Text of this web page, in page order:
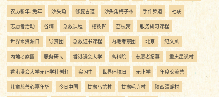
农历新年. 兔年 沙头角 修复古道 沙头角梅子林 手作步道 社联
志愿者活动 谷埔 急救课程 榕树凹 荔枝窝 服务研习课程
世界水资源日 导赏团 急救证书课程 内地考察团 北京 纪文凤
內地考察團 服务研习 香港浸会大学 高科院 志愿者招募 重庆星溪村
香港浸会大学无止学社创籽 实习生 世界环境日 无止学 年度交流营
儿童慈善心嘉年华 今日中国 甘肃马岔村 甘肃毛寺村 陕西清峪村